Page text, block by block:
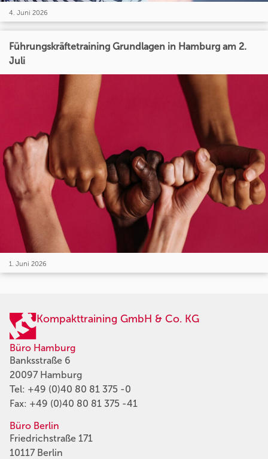
4. Juni 2026
Führungskräftetraining Grundlagen in Hamburg am 2.
Juli
1. Juni 2026
Kompakttraining GmbH & Co. KG
Büro Hamburg
Banksstraße 6
20097 Hamburg
Tel: +49 (0)40 80 81 375 -0
Fax: +49 (0)40 80 81 375 -41
Büro Berlin
Friedrichstraße 171
10117 Berlin